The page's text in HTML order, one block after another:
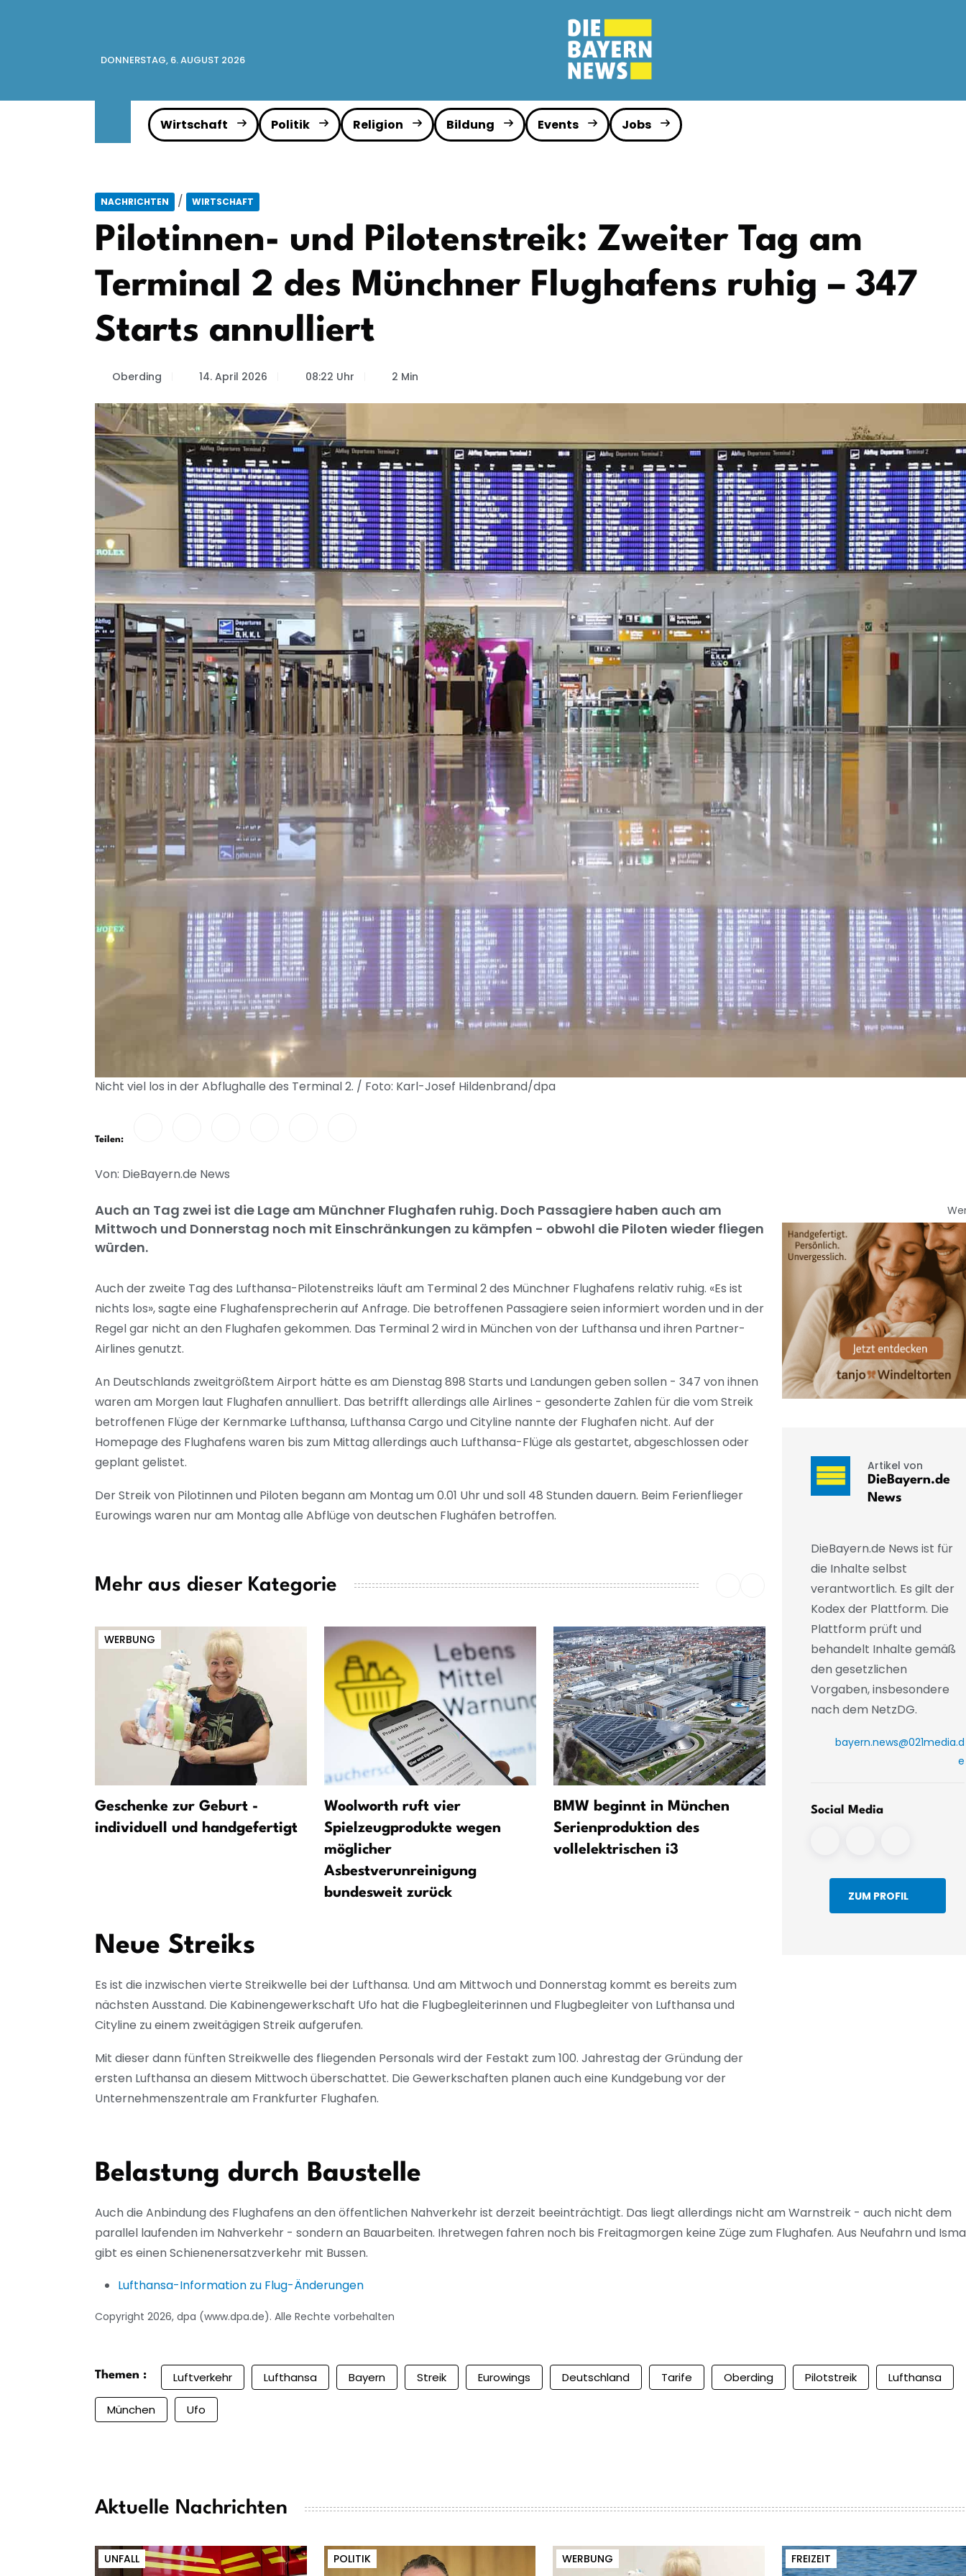
DONNERSTAG, 6. AUGUST 2026
Wirtschaft Politik Religion Bildung Events Jobs
NACHRICHTEN / WIRTSCHAFT
Pilotinnen- und Pilotenstreik: Zweiter Tag am
Terminal 2 des Münchner Flughafens ruhig – 347
Starts annulliert
Oberding 14. April 2026 08:22 Uhr 2 Min
Nicht viel los in der Abflughalle des Terminal 2. / Foto: Karl-Josef Hildenbrand/dpa
Teilen:
Von: DieBayern.de News
Auch an Tag zwei ist die Lage am Münchner Flughafen ruhig. Doch Passagiere haben auch am
Mittwoch und Donnerstag noch mit Einschränkungen zu kämpfen - obwohl die Piloten wieder fliegen
würden.
Auch der zweite Tag des Lufthansa-Pilotenstreiks läuft am Terminal 2 des Münchner Flughafens relativ ruhig. «Es ist
nichts los», sagte eine Flughafensprecherin auf Anfrage. Die betroffenen Passagiere seien informiert worden und in der
Regel gar nicht an den Flughafen gekommen. Das Terminal 2 wird in München von der Lufthansa und ihren Partner-
Airlines genutzt.
An Deutschlands zweitgrößtem Airport hätte es am Dienstag 898 Starts und Landungen geben sollen - 347 von ihnen
waren am Morgen laut Flughafen annulliert. Das betrifft allerdings alle Airlines - gesonderte Zahlen für die vom Streik
betroffenen Flüge der Kernmarke Lufthansa, Lufthansa Cargo und Cityline nannte der Flughafen nicht. Auf der
Homepage des Flughafens waren bis zum Mittag allerdings auch Lufthansa-Flüge als gestartet, abgeschlossen oder
geplant gelistet.
Der Streik von Pilotinnen und Piloten begann am Montag um 0.01 Uhr und soll 48 Stunden dauern. Beim Ferienflieger
Eurowings waren nur am Montag alle Abflüge von deutschen Flughäfen betroffen.
Mehr aus dieser Kategorie
WERBUNG
Geschenke zur Geburt -
individuell und handgefertigt
Woolworth ruft vier
Spielzeugprodukte wegen
möglicher
Asbestverunreinigung
bundesweit zurück
BMW beginnt in München
Serienproduktion des
vollelektrischen i3
Siemens steigert Gewinn
Neue Streiks
Es ist die inzwischen vierte Streikwelle bei der Lufthansa. Und am Mittwoch und Donnerstag kommt es bereits zum
nächsten Ausstand. Die Kabinengewerkschaft Ufo hat die Flugbegleiterinnen und Flugbegleiter von Lufthansa und
Cityline zu einem zweitägigen Streik aufgerufen.
Mit dieser dann fünften Streikwelle des fliegenden Personals wird der Festakt zum 100. Jahrestag der Gründung der
ersten Lufthansa an diesem Mittwoch überschattet. Die Gewerkschaften planen auch eine Kundgebung vor der
Unternehmenszentrale am Frankfurter Flughafen.
Artikel von
DieBayern.de
News
DieBayern.de News ist für
die Inhalte selbst
verantwortlich. Es gilt der
Kodex der Plattform. Die
Plattform prüft und
behandelt Inhalte gemäß
den gesetzlichen
Vorgaben, insbesondere
nach dem NetzDG.
bayern.news@021media.d
e
Social Media
ZUM PROFIL
Belastung durch Baustelle
Auch die Anbindung des Flughafens an den öffentlichen Nahverkehr ist derzeit beeinträchtigt. Das liegt allerdings nicht am Warnstreik - auch nicht dem
parallel laufenden im Nahverkehr - sondern an Bauarbeiten. Ihretwegen fahren noch bis Freitagmorgen keine Züge zum Flughafen. Aus Neufahrn und
gibt es einen Schienenersatzverkehr mit Bussen.
Lufthansa-Information zu Flug-Änderungen
Copyright 2026, dpa (www.dpa.de). Alle Rechte vorbehalten
Themen : Luftverkehr Lufthansa Bayern Streik Eurowings Deutschland Tarife Oberding Pilotstreik Lufthansa
München Ufo
Aktuelle Nachrichten
UNFALL POLITIK WERBUNG FREIZEIT